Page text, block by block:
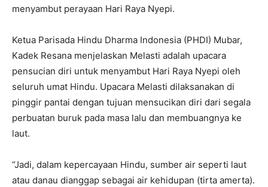
menyambut perayaan Hari Raya Nyepi.
Ketua Parisada Hindu Dharma Indonesia (PHDI) Mubar,
Kadek Resana menjelaskan Melasti adalah upacara
pensucian diri untuk menyambut Hari Raya Nyepi oleh
seluruh umat Hindu. Upacara Melasti dilaksanakan di
pinggir pantai dengan tujuan mensucikan diri dari segala
perbuatan buruk pada masa lalu dan membuangnya ke
laut.
“Jadi, dalam kepercayaan Hindu, sumber air seperti laut
atau danau dianggap sebagai air kehidupan (tirta amerta).